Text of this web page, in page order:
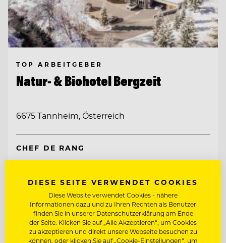
TOP ARBEITGEBER
Natur- & Biohotel Bergzeit
6675 Tannheim, Österreich
CHEF DE RANG
Entdecke alle Jobs
DIESE SEITE VERWENDET COOKIES
Diese Website verwendet Cookies - nähere
Informationen dazu und zu Ihren Rechten als Benutzer
finden Sie in unserer Datenschutzerklärung am Ende
der Seite. Klicken Sie auf „Alle Akzeptieren“, um Cookies
zu akzeptieren und direkt unsere Webseite besuchen zu
können, oder klicken Sie auf „Cookie-Einstellungen“, um